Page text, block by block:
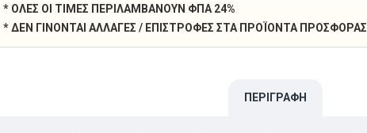
* ΌΛΕΣ ΟΙ ΤΙΜΈΣ ΠΕΡΙΛΑΜΒΆΝΟΥΝ ΦΠΑ 24%
* ΔΕΝ ΓΊΝΟΝΤΑΙ ΑΛΛΑΓΈΣ / ΕΠΙΣΤΡΟΦΈΣ ΣΤΑ ΠΡΟΪΌΝΤΑ ΠΡΟΣΦΟΡΆΣ
ΠΕΡΙΓΡΑΦΉ